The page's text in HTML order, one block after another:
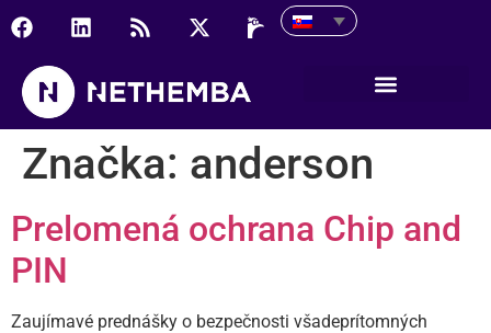
Značka: anderson
Prelomená ochrana Chip and
PIN
Zaujímavé prednášky o bezpečnosti všadeprítomných